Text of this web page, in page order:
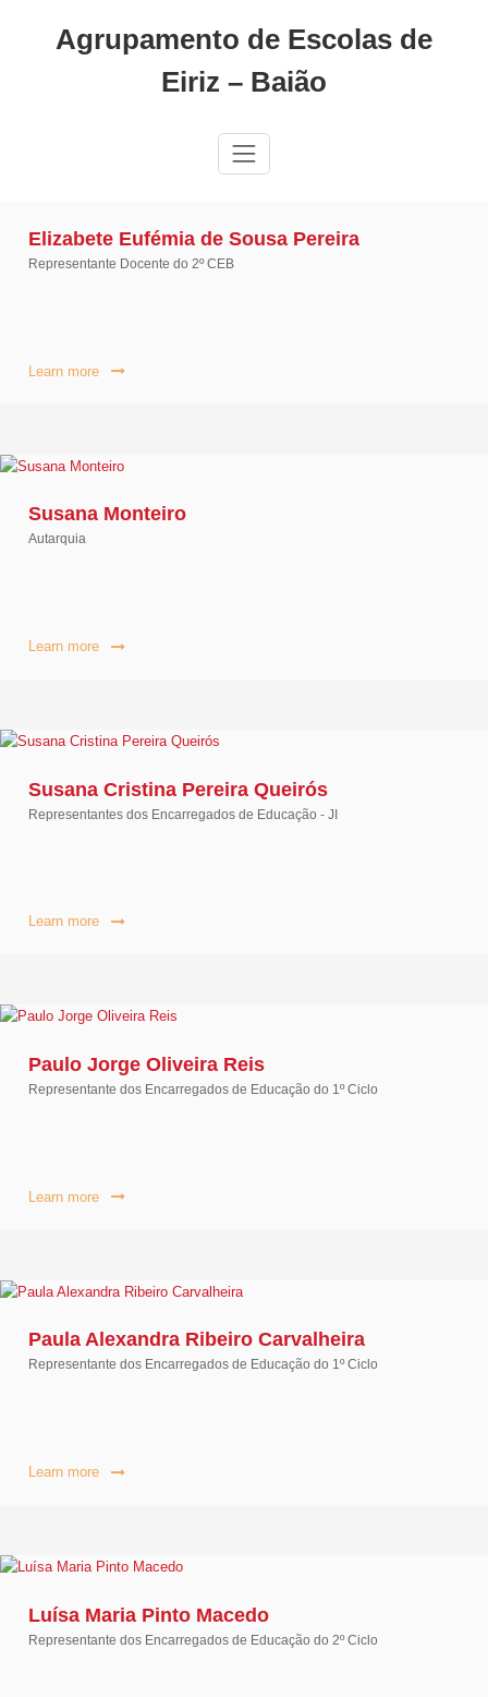
Agrupamento de Escolas de
Eiriz – Baião
Elizabete Eufémia de Sousa Pereira
Representante Docente do 2º CEB
Learn more
Susana Monteiro
Autarquia
Learn more
Susana Cristina Pereira Queirós
Representantes dos Encarregados de Educação - JI
Learn more
Paulo Jorge Oliveira Reis
Representante dos Encarregados de Educação do 1º Ciclo
Learn more
Paula Alexandra Ribeiro Carvalheira
Representante dos Encarregados de Educação do 1º Ciclo
Learn more
Luísa Maria Pinto Macedo
Representante dos Encarregados de Educação do 2º Ciclo